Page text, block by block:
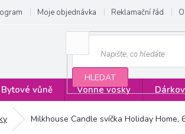
Moje objednávka Reklamační řád
HLEDAT
Bytové vůně Vonné vosky
Milkhouse Candle svíčka Holiday Home,